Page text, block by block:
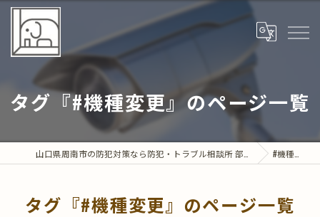
タグ『#機種変更』のページ一覧
#機種変更
タグ『#機種変更』のページ一覧